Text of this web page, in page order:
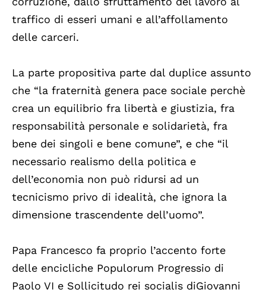
traffico di esseri umani e all’affollamento
delle carceri.
La parte propositiva parte dal duplice assunto
che “la fraternità genera pace sociale perchè
crea un equilibrio fra libertà e giustizia, fra
responsabilità personale e solidarietà, fra
bene dei singoli e bene comune”, e che “il
necessario realismo della politica e
dell’economia non può ridursi ad un
tecnicismo privo di idealità, che ignora la
dimensione trascendente dell’uomo”.
Papa Francesco fa proprio l’accento forte
delle encicliche Populorum Progressio di
Paolo VI e Sollicitudo rei socialis diGiovanni